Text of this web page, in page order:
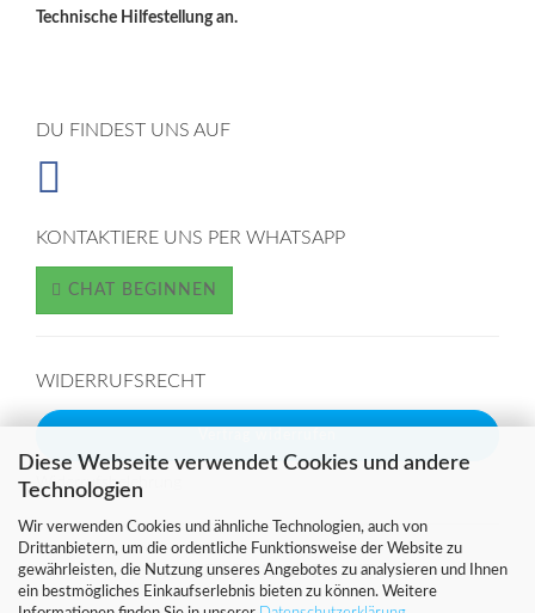
Diese Webseite verwendet Cookies und andere
Technologien
Wir verwenden Cookies und ähnliche Technologien, auch von
Drittanbietern, um die ordentliche Funktionsweise der Website zu
gewährleisten, die Nutzung unseres Angebotes zu analysieren und Ihnen
ein bestmögliches Einkaufserlebnis bieten zu können. Weitere
Technische Hilfestellung an.
DU FINDEST UNS AUF
KONTAKTIERE UNS PER WHATSAPP
CHAT BEGINNEN
WIDERRUFSRECHT
Widerrufsbelehrung
SICHER EINKAUFEN MIT